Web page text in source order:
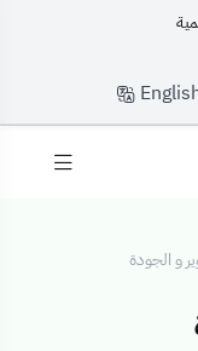
و الجودة